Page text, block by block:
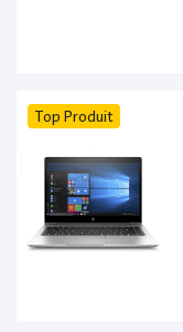
Top Produit